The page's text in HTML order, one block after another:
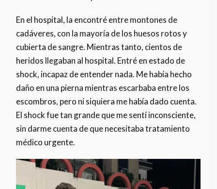
En el hospital, la encontré entre montones de
cadáveres, con la mayoría de los huesos rotos y
cubierta de sangre. Mientras tanto, cientos de
heridos llegaban al hospital. Entré en estado de
shock, incapaz de entender nada. Me había hecho
daño en una pierna mientras escarbaba entre los
escombros, pero ni siquiera me había dado cuenta.
El shock fue tan grande que me sentí inconsciente,
sin darme cuenta de que necesitaba tratamiento
médico urgente.